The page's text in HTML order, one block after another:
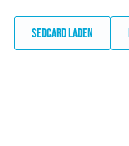
SEDCARD LADEN